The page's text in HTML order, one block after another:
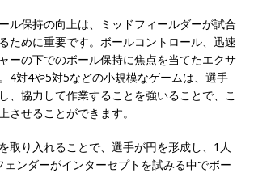
ル保持の向上は、ミッドフィールダーが試合
ために重要です。ボールコントロール、迅速
ーの下でのボール保持に焦点を当てたエクサ
4対4や5対5などの小規模なゲームは、選手
、協力して作業することを強いることで、こ
させることができます。
取り入れることで、選手が円を形成し、1人
ェンダーがインターセプトを試みる中でボー